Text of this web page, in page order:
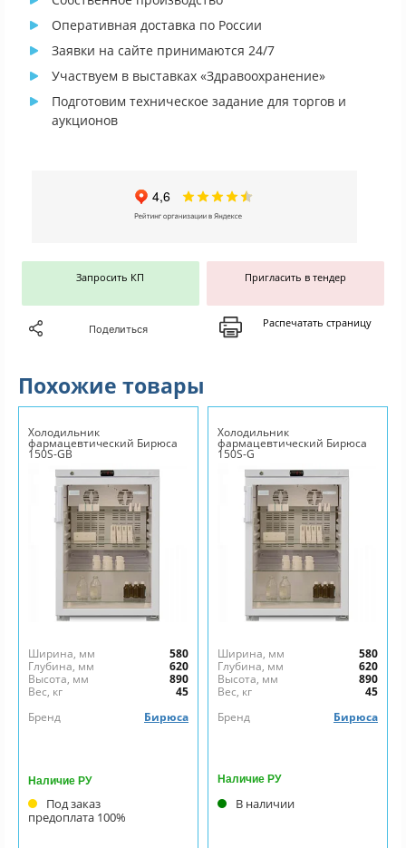
Оперативная доставка по России
Заявки на сайте принимаются 24/7
Участвуем в выставках «Здравоохранение»
Подготовим техническое задание для торгов и
аукционов
Запросить КП Пригласить в тендер
Поделиться Распечатать страницу
Похожие товары
Холодильник
фармацевтический Бирюса
150S-GB
Ширина, мм
580
Глубина, мм
620
Высота, мм
890
Вес, кг
45
Бренд
Бирюса
Наличие РУ
Под заказ
предоплата 100%
Холодильник
фармацевтический Бирюса
150S-G
Ширина, мм
580
Глубина, мм
620
Высота, мм
890
Вес, кг
45
Бренд
Бирюса
Наличие РУ
В наличии